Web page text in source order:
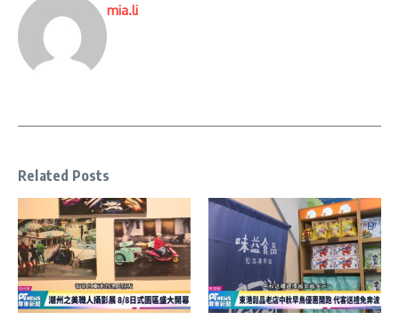
mia.li
Related Posts